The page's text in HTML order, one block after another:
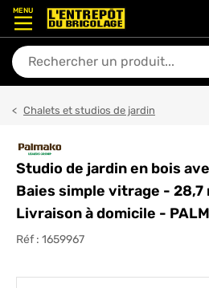
MENU
En quoi puis-je vous aider ?
Chalets et studios de jardin
Studio de jardin en bois
Baies simple vitrage -
Livraison à domicile -
Réf : 1659967